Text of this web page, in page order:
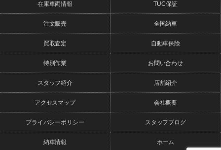
在庫車両情報 TUC保証
注文販売 全国納車
買取査定 自動車保険
特別作業 お問い合わせ
スタッフ紹介 店舗紹介
アクセスマップ 会社概要
プライバシーポリシー スタッフブログ
納車情報 ホーム